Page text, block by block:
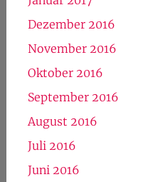
Dezember 2016
November 2016
Oktober 2016
September 2016
August 2016
Juli 2016
Juni 2016